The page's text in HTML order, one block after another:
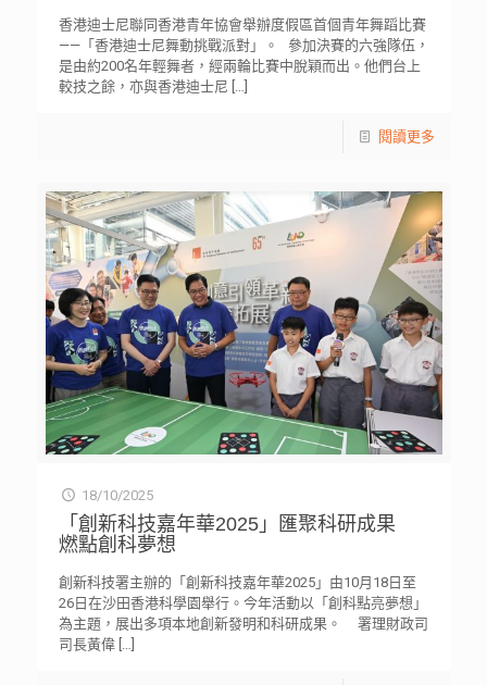
香港迪士尼聯同香港青年協會舉辦度假區首個青年舞蹈比賽
——「香港迪士尼舞動挑戰派對」。 參加決賽的六強隊伍，
是由約200名年輕舞者，經兩輪比賽中脫穎而出。他們台上
較技之餘，亦與香港迪士尼 […]
閱讀更多
18/10/2025
「創新科技嘉年華2025」匯聚科研成果
燃點創科夢想
創新科技署主辦的「創新科技嘉年華2025」由10月18日至
26日在沙田香港科學園舉行。今年活動以「創科點亮夢想」
為主題，展出多項本地創新發明和科研成果。 署理財政司
司長黃偉[…]